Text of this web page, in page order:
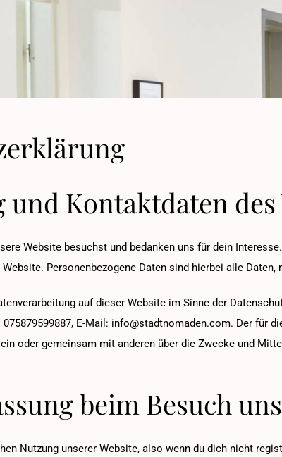
und Kontaktdaten
Website besuchst und bedanken uns für dein
Personenbezogene Daten sind hierbei alle
auf dieser Website im Sinne der
E-Mail: info@stadtnomaden.com. Der für
oder gemeinsam mit anderen über die Zwecke und
beim Besuch
Nutzung unserer Website, also wenn du dich nicht